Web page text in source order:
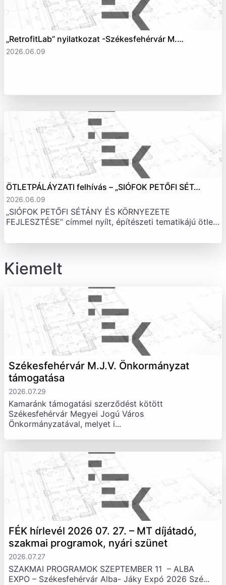
„RetrofitLab” nyilatkozat -Székesfehérvár M.…
2026.06.09
ÖTLETPÁLÁYZATI felhívás – „SIÓFOK PETŐFI SÉT…
2026.06.09
„SIÓFOK PETŐFI SÉTÁNY ÉS KÖRNYEZETE
FEJLESZTÉSE” címmel nyílt, építészeti tematikájú ötle…
Kiemelt
Székesfehérvár M.J.V. Önkormányzat
támogatása
2026.07.29
Kamaránk támogatási szerződést kötött
Székesfehérvár Megyei Jogú Város
Önkormányzatával, melyet i...
FÉK hírlevél 2026 07. 27. – MT díjátadó,
szakmai programok, nyári szünet
2026.07.27
SZAKMAI PROGRAMOK SZEPTEMBER 11 – ALBA
EXPO – Székesfehérvár Alba- Jáky Expó 2026 Szé...